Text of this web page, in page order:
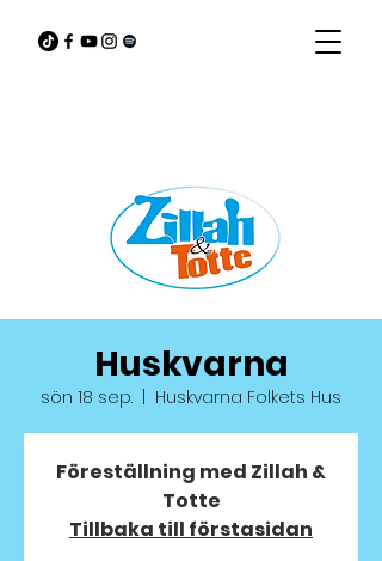
Huskvarna
sön 18 sep. Huskvarna Folkets Hus
Föreställning med Zillah &
Totte
Tillbaka till förstasidan